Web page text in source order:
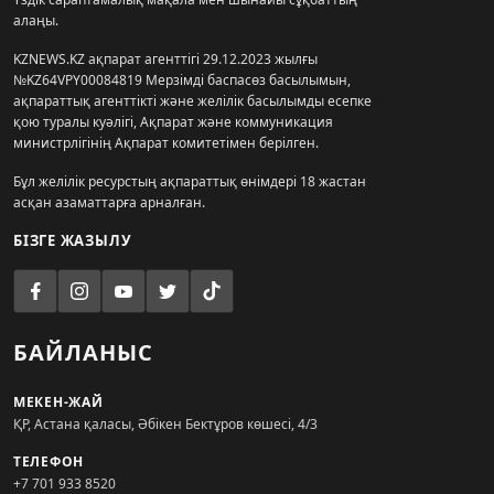
алаңы.
KZNEWS.KZ ақпарат агенттігі 29.12.2023 жылғы
№KZ64VPY00084819 Мерзімді баспасөз басылымын,
ақпараттық агенттікті және желілік басылымды есепке
қою туралы куәлігі, Ақпарат және коммуникация
министрлігінің Ақпарат комитетімен берілген.
Бұл желілік ресурстың ақпараттық өнімдері 18 жастан
асқан азаматтарға арналған.
БІЗГЕ ЖАЗЫЛУ
БАЙЛАНЫС
МЕКЕН-ЖАЙ
ҚР, Астана қаласы, Әбікен Бектұров көшесі, 4/3
ТЕЛЕФОН
+7 701 933 8520